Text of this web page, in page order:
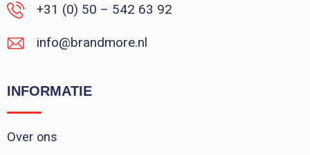
+31 (0) 50 – 542 63 92
info@brandmore.nl
INFORMATIE
Over ons